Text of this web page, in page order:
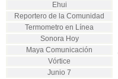
Ehui
Reportero de la Comunidad
Termometro en Línea
Sonora Hoy
Maya Comunicación
Vórtice
Junio 7